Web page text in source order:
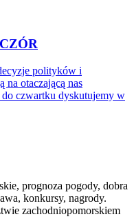
polityków i
na otaczającą nas
do czwartku dyskutujemy w
prognoza pogody, dobra
konkursy, nagrody.
zachodniopomorskiem